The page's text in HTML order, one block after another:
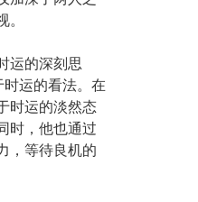
运的深刻思
运的看法。在
时运的淡然态
时，他也通过
，等待良机的